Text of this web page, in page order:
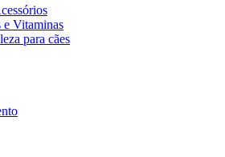
e Vitaminas
para cães